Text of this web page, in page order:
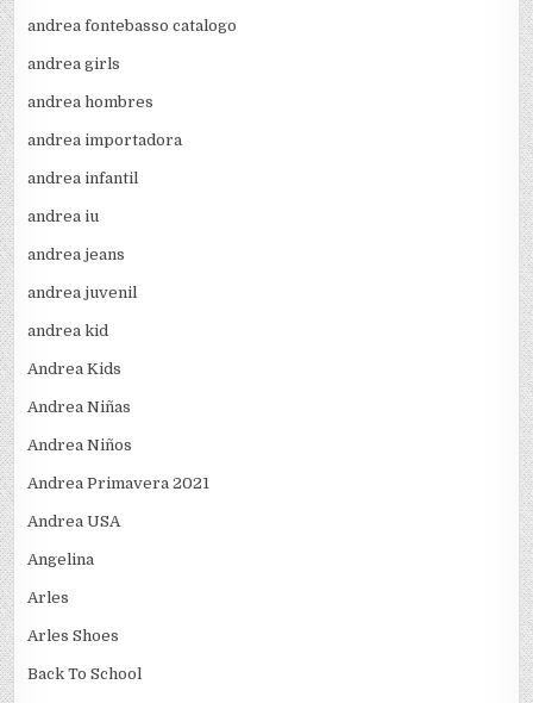
andrea fontebasso catalogo
andrea girls
andrea hombres
andrea importadora
andrea infantil
andrea iu
andrea jeans
andrea juvenil
andrea kid
Andrea Kids
Andrea Niñas
Andrea Niños
Andrea Primavera 2021
Andrea USA
Angelina
Arles
Arles Shoes
Back To School